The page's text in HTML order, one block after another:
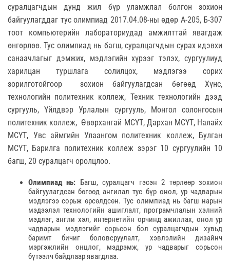
суралцагчдын дунд жил бүр уламжлал болгон зохион
байгуулагддаг тус олимпиад 2017.04.08-ны өдөр А-205, Б-307
тоот компьютерийн лабораториудад амжилттай явагдаж
өнгөрлөө. Тус олимпиад нь багш, суралцагчдын сурах идэвхи
санаачлагыг дэмжих, мэдлэгийн хүрээг тэлэх, сургуулиуд
харилцан туршлага солилцох, мэдлэгээ сорих
зорилготойгоор зохион байгуулагдсан бөгөөд Хүнс,
технологийн политехник коллеж, Техник технологийн дээд
сургууль, Үйлдвэр Урлалын сургууль, Монгол солонгосын
политехник коллеж, Өвөрхангай МСҮТ, Дархан МСҮТ, Налайх
МСҮТ, Увс аймгийн Улаангом политехник коллеж, Булган
МСҮТ, Барилга политехник коллеж зэрэг 10 сургуулийн 10
багш, 20 суралцагч оролцлоо.
Олимпиад нь: Багш, суралцагч гэсэн 2 төрлөөр зохион
байгуулагдсан бөгөөд ангилал тус бүр онол, ур чадварын
мэдлэгээ сорьж өрсөлдсөн. Тус олимпиад нь багш нарын
мэдээлэл технологийн ашиглалт, програмчлалын хэлний
мэдлэг, англи хэл, интернетийн орчинд ажиллах, онол ур
чадварын мэдлэгийг сорьсон бол суралцагчдын хувьд
баримт бичиг боловсруулалт, хэвлэлийн дизайнч
мэргэжлийн онцлог, мэдрэмж, ур чадварыг сорьсон
бүтээлч байдлаар явагдлаа.